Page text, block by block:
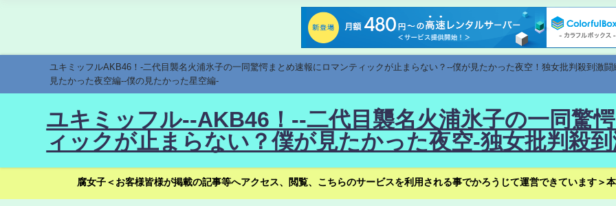
ユキミッフルAKB46！-二代目襲名火浦氷子の一同驚愕まとめ速報にロマンティックが止まらない？--僕が見たかった夜空！独女批判殺到激
見たかった夜空編--僕の見たかった星空編-
ユキミッフル--AKB46！--二代目襲名火浦氷子の一同驚
ィックが止まらない？僕が見たかった夜空-独女批判殺
腐女子＜お客様皆様が掲載の記事等へアクセス、閲覧、こちらのサービスを利用される事でかろうじて運営できています＞